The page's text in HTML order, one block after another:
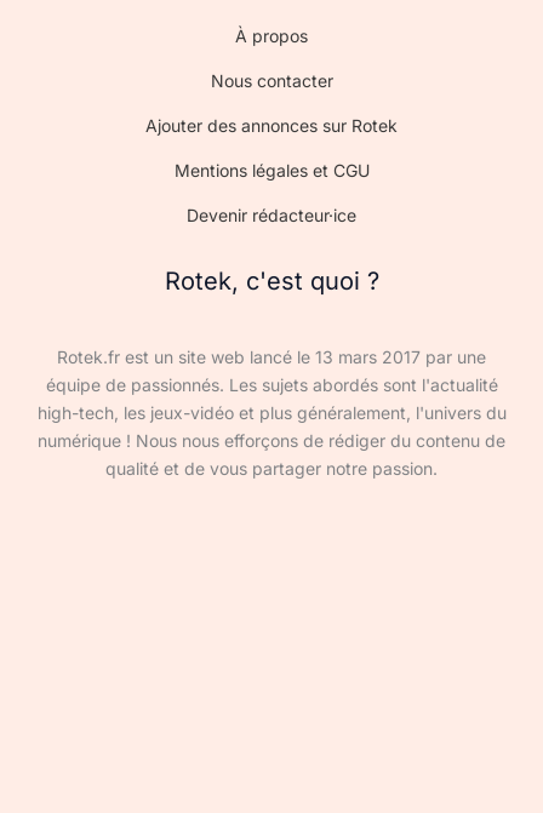
À propos
Nous contacter
Ajouter des annonces sur Rotek
Mentions légales et CGU
Devenir rédacteur·ice
Rotek, c'est quoi ?
Rotek.fr est un site web lancé le 13 mars 2017 par une
équipe de passionnés. Les sujets abordés sont l'actualité
high-tech, les jeux-vidéo et plus généralement, l'univers du
numérique ! Nous nous efforçons de rédiger du contenu de
qualité et de vous partager notre passion.